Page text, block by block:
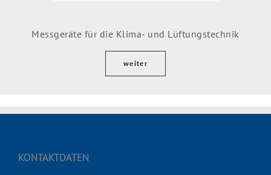
Messgeräte für die Klima- und Lüftungstechnik
weiter
KONTAKTDATEN